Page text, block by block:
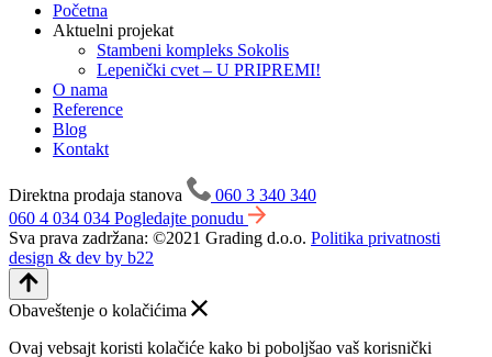
Početna
Aktuelni projekat
Stambeni kompleks Sokolis
Lepenički cvet – U PRIPREMI!
O nama
Reference
Blog
Kontakt
Direktna prodaja stanova
060 3 340 340
060 4 034 034 Pogledajte ponudu
Sva prava zadržana: ©2021 Grading d.o.o. Politika privatnosti
design & dev by b22
Obaveštenje o kolačićima
Ovaj vebsajt koristi kolačiće kako bi poboljšao vaš korisnički